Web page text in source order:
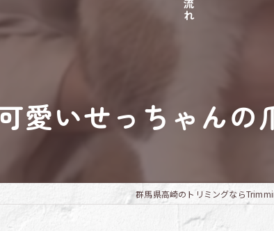
愛いせっちゃんの
群馬県高崎のトリミングなら